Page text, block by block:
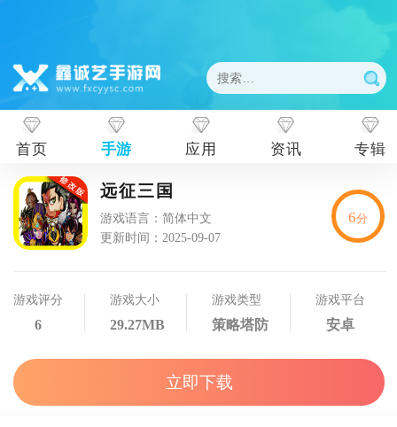
首页 手游 应用 资讯 专辑
远征三国
游戏语言：简体中文
更新时间：2025-09-07
游戏评分
6
游戏大小
29.27MB
游戏类型
策略塔防
游戏平台
安卓
6分
立即下载